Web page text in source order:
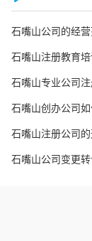
石嘴山公司的经营
石嘴山注册教育
石嘴山专业公司
石嘴山创办公司如
石嘴山注册公司
石嘴山公司变更